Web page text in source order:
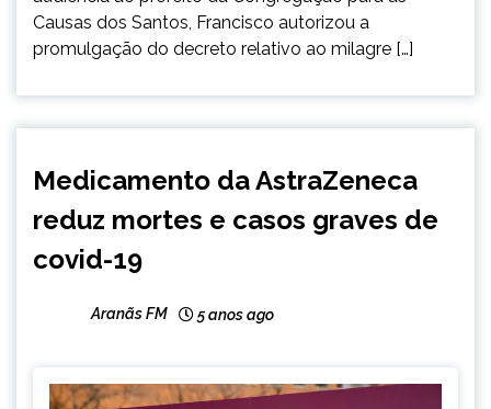
Causas dos Santos, Francisco autorizou a
promulgação do decreto relativo ao milagre […]
INTERNACIONAL
NOTÍCIAS
Medicamento da AstraZeneca
reduz mortes e casos graves de
covid-19
Aranãs FM 5 anos ago